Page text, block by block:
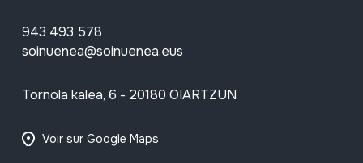
943 493 578
soinuenea@soinuenea.eus
Tornola kalea, 6 - 20180 OIARTZUN
Voir sur Google Maps